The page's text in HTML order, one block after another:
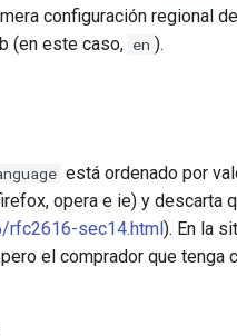
configuración regional
(en este caso, en ).
está ordenado por
opera e ie) y descarta
rfc2616-sec14.html). En la
el comprador que tenga